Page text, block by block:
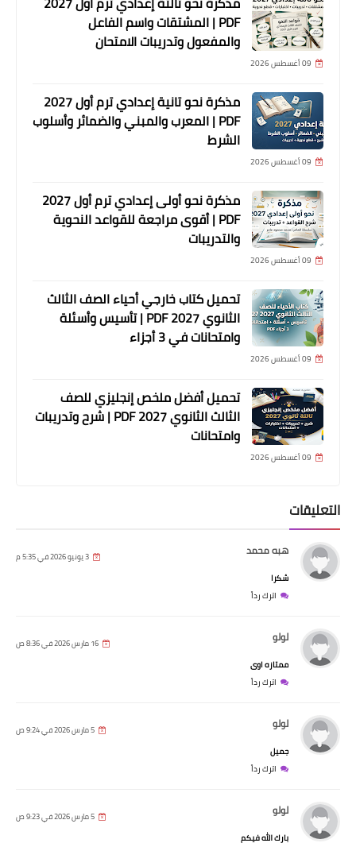
PDF | المشتقات واسم الفاعل
والمفعول وتدريبات الامتحان
09 أغسطس 2026
مذكرة نحو تانية إعدادي ترم أول 2027
PDF | المعرب والمبني والضمائر وأسلوب
الشرط
09 أغسطس 2026
مذكرة نحو أولى إعدادي ترم أول 2027
PDF | أقوى مراجعة للقواعد النحوية
والتدريبات
09 أغسطس 2026
تحميل كتاب خارجي أحياء الصف الثالث
الثانوي 2027 PDF | تأسيس وأسئلة
وامتحانات في 3 أجزاء
09 أغسطس 2026
تحميل أفضل ملخص إنجليزي للصف
الثالث الثانوي 2027 PDF | شرح وتدريبات
وامتحانات
09 أغسطس 2026
التعليقات
هبه محمد 3 يونيو 2026 في 5:35 م
شكرا
اترك رداً
لولو 16 مارس 2026 في 8:36 ص
ممتازه اوى
اترك رداً
لولو 5 مارس 2026 في 9:24 ص
جميل
اترك رداً
لولو 5 مارس 2026 في 9:23 ص
بارك الله فيكم